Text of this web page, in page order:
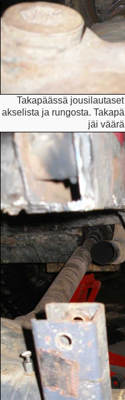
Takapäässä
akselista ja rungosta.
jäi